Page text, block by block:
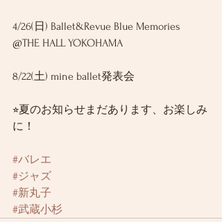
4/26(日) Ballet&Revue Blue Memories
@THE HALL YOKOHAMA
8/22(土) mine ballet発表会
⭐︎夏のお知らせまだあります、お楽しみ
に！
#バレエ
#ジャズ
#新丸子
#武蔵小杉